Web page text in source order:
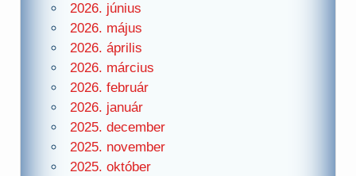
2026. június
2026. május
2026. április
2026. március
2026. február
2026. január
2025. december
2025. november
2025. október